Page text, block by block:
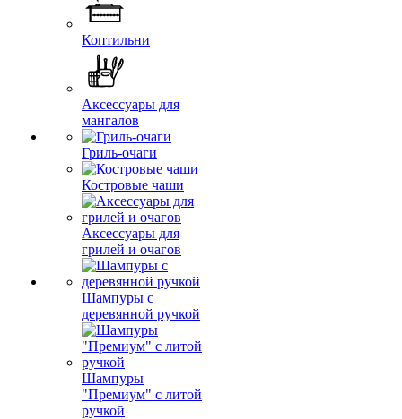
Коптильни
Аксессуары для
мангалов
Гриль-очаги
Костровые чаши
Аксессуары для
грилей и очагов
Шампуры с
деревянной ручкой
Шампуры
"Премиум" с литой
ручкой